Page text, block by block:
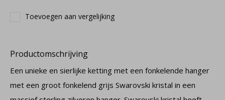
Toevoegen aan vergelijking
Productomschrijving
Een unieke en sierlijke ketting met een fonkelende hanger
met een groot fonkelend grijs Swarovski kristal in een